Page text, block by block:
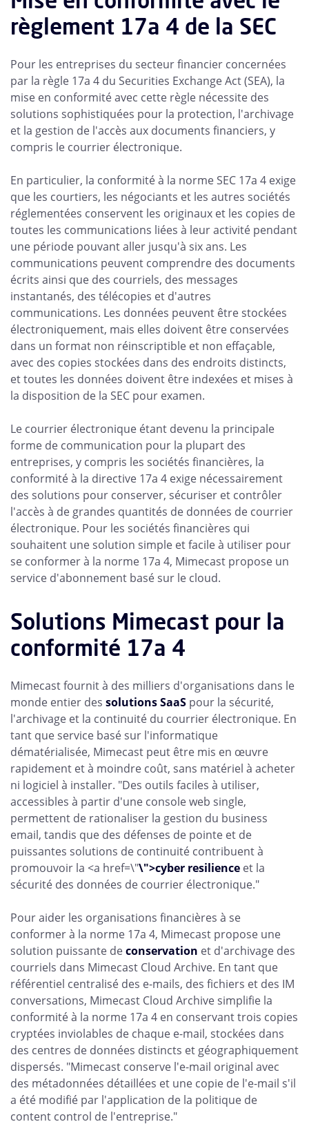
règlement 17a 4 de la SEC
Pour les entreprises du secteur financier concernées
par la règle 17a 4 du Securities Exchange Act (SEA), la
mise en conformité avec cette règle nécessite des
solutions sophistiquées pour la protection, l'archivage
et la gestion de l'accès aux documents financiers, y
compris le courrier électronique.
En particulier, la conformité à la norme SEC 17a 4 exige
que les courtiers, les négociants et les autres sociétés
réglementées conservent les originaux et les copies de
toutes les communications liées à leur activité pendant
une période pouvant aller jusqu'à six ans. Les
communications peuvent comprendre des documents
écrits ainsi que des courriels, des messages
instantanés, des télécopies et d'autres
communications. Les données peuvent être stockées
électroniquement, mais elles doivent être conservées
dans un format non réinscriptible et non effaçable,
avec des copies stockées dans des endroits distincts,
et toutes les données doivent être indexées et mises à
la disposition de la SEC pour examen.
Le courrier électronique étant devenu la principale
forme de communication pour la plupart des
entreprises, y compris les sociétés financières, la
conformité à la directive 17a 4 exige nécessairement
des solutions pour conserver, sécuriser et contrôler
l'accès à de grandes quantités de données de courrier
électronique. Pour les sociétés financières qui
souhaitent une solution simple et facile à utiliser pour
se conformer à la norme 17a 4, Mimecast propose un
service d'abonnement basé sur le cloud.
Solutions Mimecast pour la
conformité 17a 4
Mimecast fournit à des milliers d'organisations dans le
monde entier des solutions SaaS pour la sécurité,
l'archivage et la continuité du courrier électronique. En
tant que service basé sur l'informatique
dématérialisée, Mimecast peut être mis en œuvre
rapidement et à moindre coût, sans matériel à acheter
ni logiciel à installer. "Des outils faciles à utiliser,
accessibles à partir d'une console web single,
permettent de rationaliser la gestion du business
email, tandis que des défenses de pointe et de
puissantes solutions de continuité contribuent à
promouvoir la <a href=\"\">cyber resilience et la
sécurité des données de courrier électronique."
Pour aider les organisations financières à se
conformer à la norme 17a 4, Mimecast propose une
solution puissante deconservation et d'archivage des
courriels dans Mimecast Cloud Archive. En tant que
référentiel centralisé des e-mails, des fichiers et des IM
conversations, Mimecast Cloud Archive simplifie la
conformité à la norme 17a 4 en conservant trois copies
cryptées inviolables de chaque e-mail, stockées dans
des centres de données distincts et géographiquement
dispersés. "Mimecast conserve l'e-mail original avec
des métadonnées détaillées et une copie de l'e-mail s'il
a été modifié par l'application de la politique de
content control de l'entreprise."